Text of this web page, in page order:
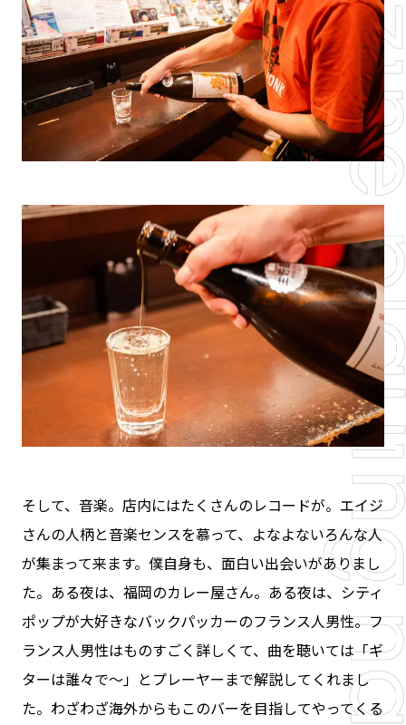
そして、音楽。店内にはたくさんのレコードが。エイジ
さんの人柄と音楽センスを慕って、よなよないろんな人
が集まって来ます。僕自身も、面白い出会いがありまし
た。ある夜は、福岡のカレー屋さん。ある夜は、シティ
ポップが大好きなバックパッカーのフランス人男性。フ
ランス人男性はものすごく詳しくて、曲を聴いては「ギ
ターは誰々で〜」とプレーヤーまで解説してくれまし
た。わざわざ海外からもこのバーを目指してやってくる